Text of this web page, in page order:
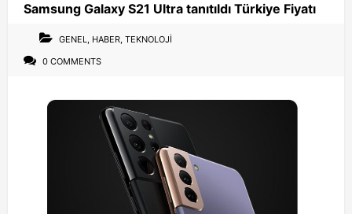
Samsung Galaxy S21 Ultra tanıtıldı Türkiye Fiyatı
GENEL, HABER, TEKNOLOJI
0 COMMENTS